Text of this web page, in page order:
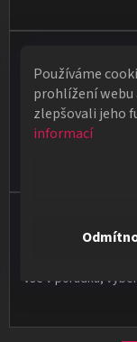
Používáme
prohlížení webu
zlepšovali jeho
informací
★★★★★
Obdržela jsem vše,
perfektně, syn měl
Vše v pořádku,